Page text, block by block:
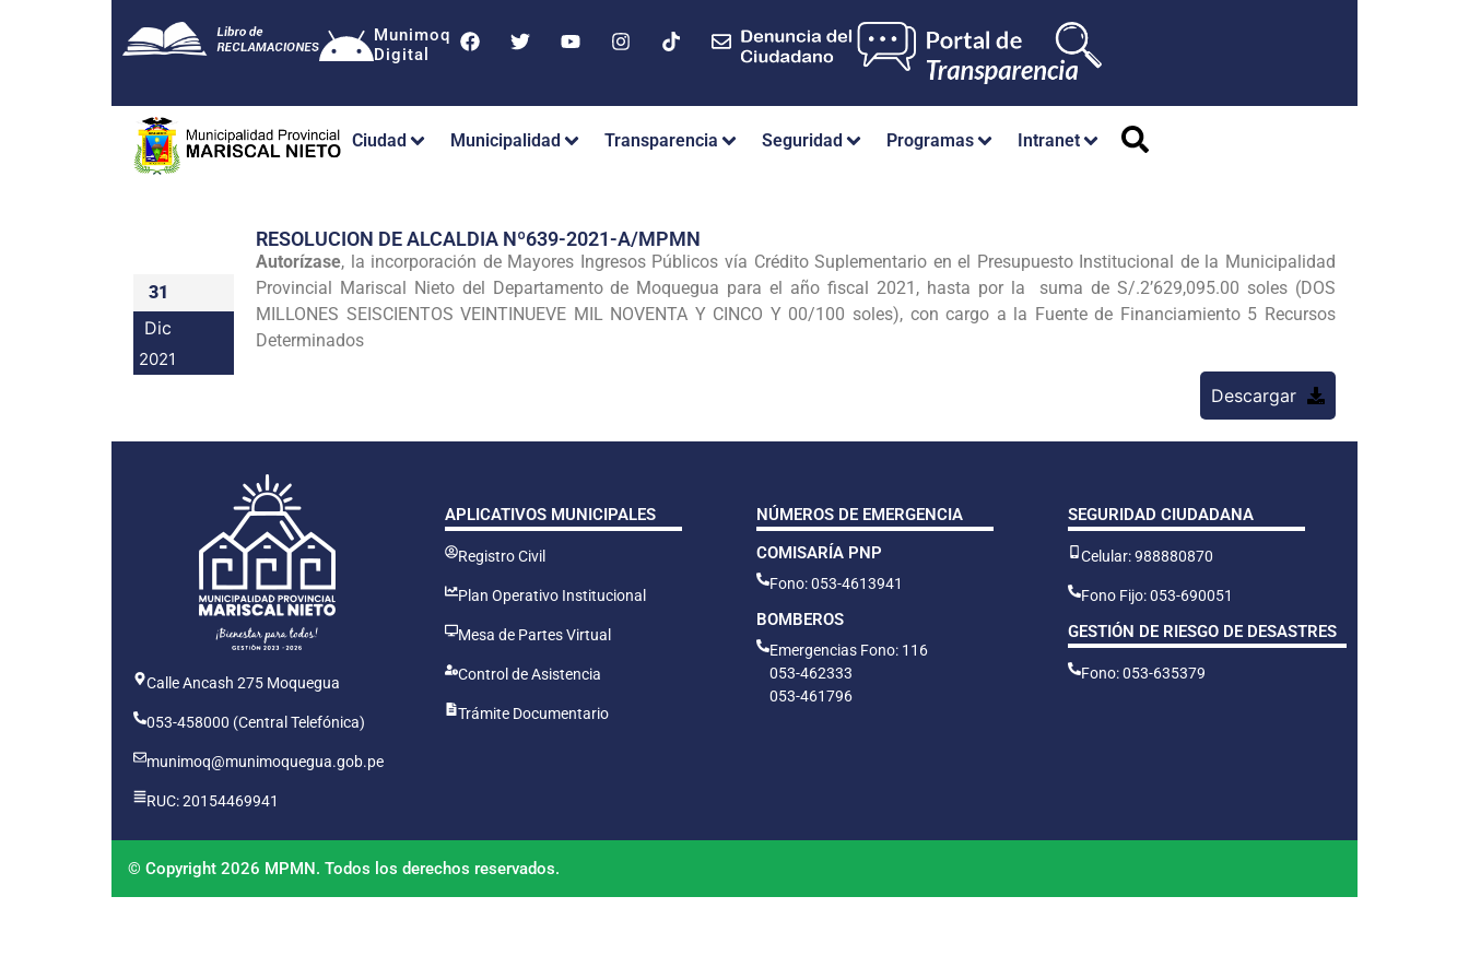
Munimoq
Digital
Ciudad Municipalidad Transparencia Seguridad Programas Intranet
31
Dic
2021
RESOLUCION DE ALCALDIA Nº639-2021-A/MPMN
Autorízase, la incorporación de Mayores Ingresos Públicos vía Crédito Suplementario en el Presupuesto Institucional de la Municipalidad
Provincial Mariscal Nieto del Departamento de Moquegua para el año fiscal 2021, hasta por la suma de S/.2’629,095.00 soles (DOS
MILLONES SEISCIENTOS VEINTINUEVE MIL NOVENTA Y CINCO Y 00/100 soles), con cargo a la Fuente de Financiamiento 5 Recursos
Determinados
Descargar
Calle Ancash 275 Moquegua
053-458000 (Central Telefónica)
munimoq@munimoquegua.gob.pe
RUC: 20154469941
APLICATIVOS MUNICIPALES
Registro Civil
Plan Operativo Institucional
Mesa de Partes Virtual
Control de Asistencia
Trámite Documentario
NÚMEROS DE EMERGENCIA
COMISARÍA PNP
Fono: 053-4613941
BOMBEROS
Emergencias Fono: 116
053-462333
053-461796
SEGURIDAD CIUDADANA
Celular: 988880870
Fono Fijo: 053-690051
GESTIÓN DE RIESGO DE DESASTRES
Fono: 053-635379
© Copyright 2026 MPMN. Todos los derechos reservados.